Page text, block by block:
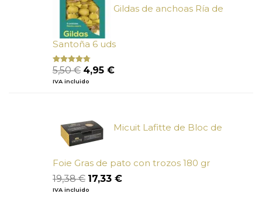
Gildas de anchoas Ría de
Santoña 6 uds
Valorado
con
de 5
5,50€ El
precio
4,95 €El
IVA incluido
Micuit Lafitte de Bloc de
Foie Gras de pato con trozos 180 gr
19,38€ El
precio
17,33 €El
IVA incluido